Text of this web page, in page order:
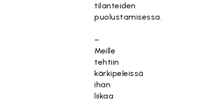
tilanteiden
puolustamisessa.
–
Meille
tehtiin
kärkipeleissä
ihan
liikaa